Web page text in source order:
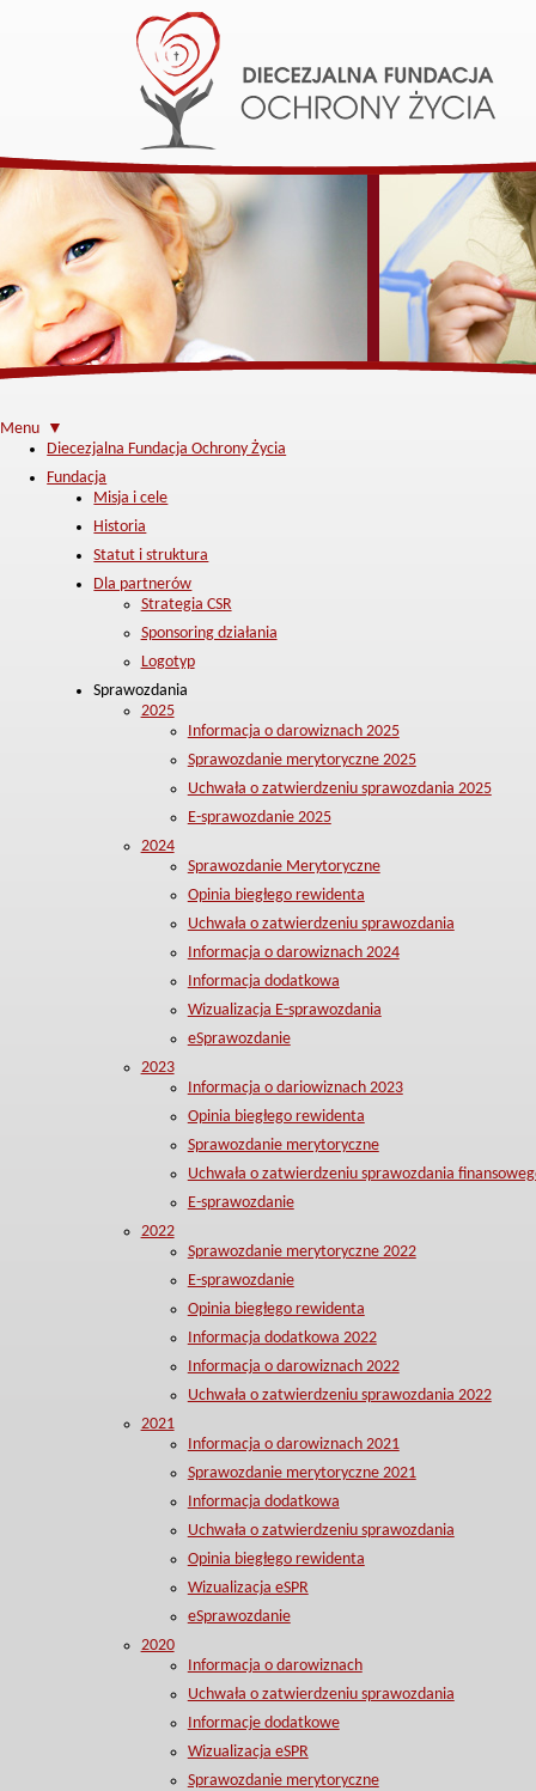
Menu ▼
Diecezjalna Fundacja Ochrony Życia
Fundacja
Misja i cele
Historia
Statut i struktura
Dla partnerów
Strategia CSR
Sponsoring działania
Logotyp
Sprawozdania
2025
Informacja o darowiznach 2025
Sprawozdanie merytoryczne 2025
Uchwała o zatwierdzeniu sprawozdania 2025
E-sprawozdanie 2025
2024
Sprawozdanie Merytoryczne
Opinia biegłego rewidenta
Uchwała o zatwierdzeniu sprawozdania
Informacja o darowiznach 2024
Informacja dodatkowa
Wizualizacja E-sprawozdania
eSprawozdanie
2023
Informacja o dariowiznach 2023
Opinia biegłego rewidenta
Sprawozdanie merytoryczne
Uchwała o zatwierdzeniu sprawozdania
E-sprawozdanie
2022
Sprawozdanie merytoryczne 2022
E-sprawozdanie
Opinia biegłego rewidenta
Informacja dodatkowa 2022
Informacja o darowiznach 2022
Uchwała o zatwierdzeniu sprawozdania 2022
2021
Informacja o darowiznach 2021
Sprawozdanie merytoryczne 2021
Informacja dodatkowa
Uchwała o zatwierdzeniu sprawozdania
Opinia biegłego rewidenta
Wizualizacja eSPR
eSprawozdanie
2020
Informacja o darowiznach
Uchwała o zatwierdzeniu sprawozdania
Informacje dodatkowe
Wizualizacja eSPR
Sprawozdanie merytoryczne